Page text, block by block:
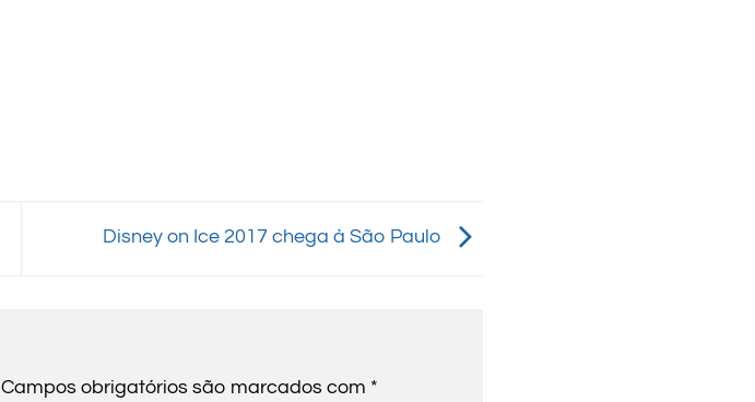
Disney on Ice 2017 chega à São Paulo
Campos obrigatórios são marcados com *